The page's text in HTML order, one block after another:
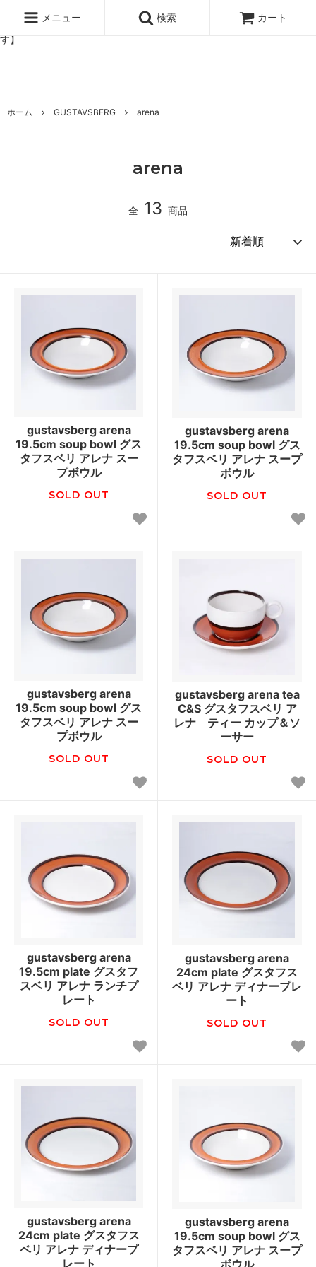
ッタのオンラインストア【アラビア,クイストゴーなどの北欧ヴィンテ
ージ食器,雅峰窯やソルテグラスジュエリーなどの作家の作品が並びま
す】
メニュー 検索 カート
ホーム GUSTAVSBERG arena
arena
全 13 商品
gustavsberg arena
19.5cm soup bowl グス
タフスベリ アレナ スー
プボウル
SOLD OUT
gustavsberg arena
19.5cm soup bowl グス
タフスベリ アレナ スープ
ボウル
SOLD OUT
gustavsberg arena
19.5cm soup bowl グス
タフスベリ アレナ スー
プボウル
SOLD OUT
gustavsberg arena tea
C&S グスタフスベリ ア
レナ ティー カップ＆ソ
ーサー
SOLD OUT
gustavsberg arena
19.5cm plate グスタフ
スベリ アレナ ランチプ
レート
SOLD OUT
gustavsberg arena
24cm plate グスタフス
ベリ アレナ ディナープレ
ート
SOLD OUT
gustavsberg arena
24cm plate グスタフス
ベリ アレナ ディナープ
レート
gustavsberg arena
19.5cm soup bowl グス
タフスベリ アレナ スープ
ボウル